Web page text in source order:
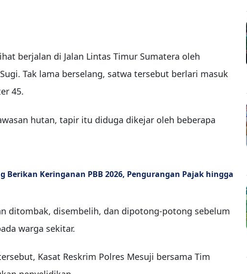
berjalan di Jalan Lintas Timur Sumatera oleh
Tak lama berselang, satwa tersebut berlari masuk
45.
hutan, tapir itu diduga dikejar oleh beberapa
Berikan Keringanan PBB 2026, Pengurangan Pajak hingga
ditombak, disembelih, dan dipotong-potong sebelum
warga sekitar.
Kasat Reskrim Polres Mesuji bersama Tim